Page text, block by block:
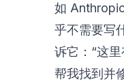
如
乎不需要写
诉它：“这
帮我找到并